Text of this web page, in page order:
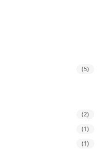
(5)
(2)
(1)
(1)